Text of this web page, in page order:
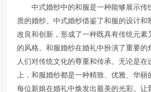
中式婚纱中的和服是一种能够展示传
质的婚纱。中式婚纱借鉴了和服的设计和
改良和创新，形成了一种既具有传统元素
的风格。和服婚纱在婚礼中扮演了重要的
人们对传统文化的尊重和传承。无论是在
上，和服婚纱都是一种精致、优雅、华丽
每位新娘在婚礼中焕发出最美的光彩。让